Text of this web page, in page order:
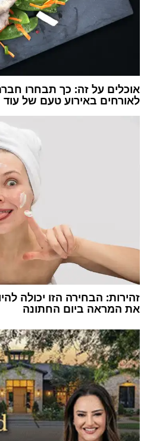
אוכלים על זה: כך תבחרו
לאורחים באירוע טעם של עוד
זהירות: הבחירה הזו יכולה
את המראה ביום החתונה